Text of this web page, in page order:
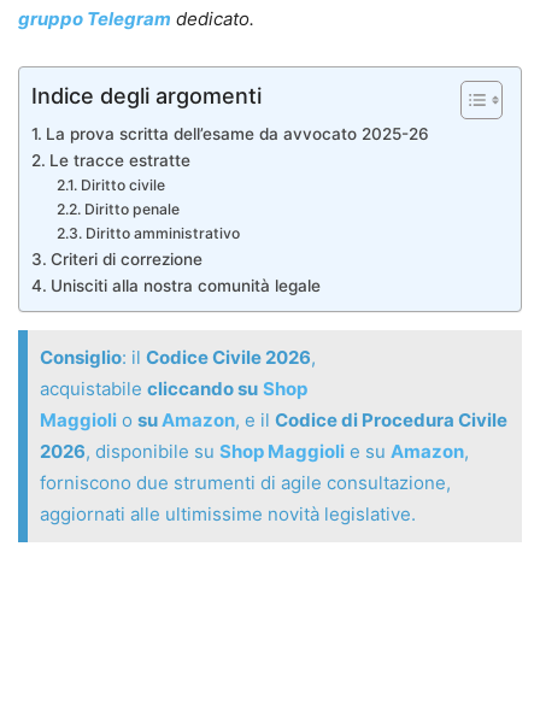
gruppo Telegram dedicato.
Indice degli argomenti
La prova scritta dell’esame da avvocato 2025-26
Le tracce estratte
Diritto civile
Diritto penale
Diritto amministrativo
Criteri di correzione
Unisciti alla nostra comunità legale
Consiglio: il Codice Civile 2026,
acquistabile cliccando su Shop
Maggioli o suAmazon, e il Codice di Procedura Civile
2026, disponibile su Shop Maggioli e su Amazon,
forniscono due strumenti di agile consultazione,
aggiornati alle ultimissime novità legislative.